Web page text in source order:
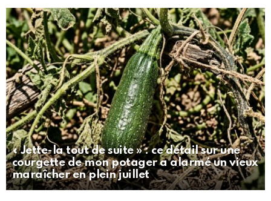
« Jette-la tout de suite » : ce détail sur une
courgette de mon potager a alarmé un vieux
maraîcher en plein juillet